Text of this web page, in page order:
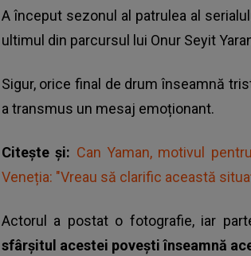
A început sezonul al patrulea al
ultimul din parcursul lui Onur Seyit
Sigur, orice final de drum înseamnă
a transmus un mesaj emoționant.
Citește și: Can Yaman, motivul
Veneția: "Vreau să clarific această
Actorul a postat o fotografie, iar
sfârșitul acestei povești înseamnă